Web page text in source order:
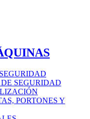
SEGURIDAD
PORTONES Y